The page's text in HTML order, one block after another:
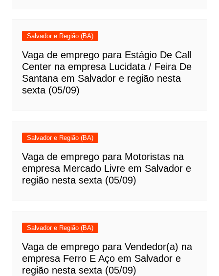
Salvador e Região (BA)
Vaga de emprego para Estágio De Call
Center na empresa Lucidata / Feira De
Santana em Salvador e região nesta
sexta (05/09)
Salvador e Região (BA)
Vaga de emprego para Motoristas na
empresa Mercado Livre em Salvador e
região nesta sexta (05/09)
Salvador e Região (BA)
Vaga de emprego para Vendedor(a) na
empresa Ferro E Aço em Salvador e
região nesta sexta (05/09)